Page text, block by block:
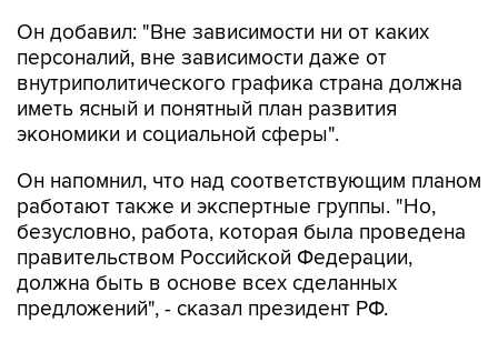
Он добавил: "Вне зависимости ни от каких
персоналий, вне зависимости даже от
внутриполитического графика страна должна
иметь ясный и понятный план развития
экономики и социальной сферы".
Он напомнил, что над соответствующим планом
работают также и экспертные группы. "Но,
безусловно, работа, которая была проведена
правительством Российской Федерации,
должна быть в основе всех сделанных
предложений", - сказал президент РФ.